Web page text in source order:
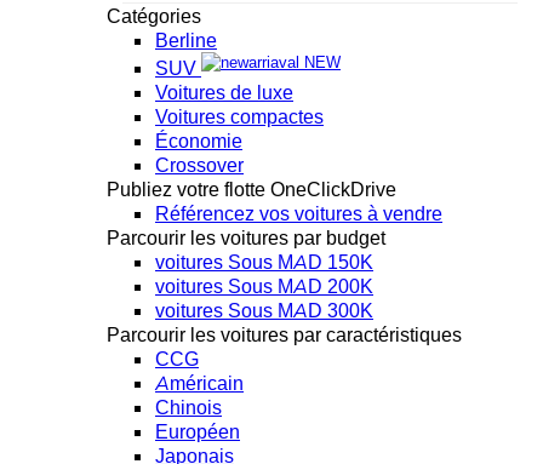
Catégories
Berline
SUV
NEW
Voitures de luxe
Voitures compactes
Économie
Crossover
Publiez votre flotte OneClickDrive
Référencez vos voitures à vendre
Parcourir les voitures par budget
voitures Sous MAD 150K
voitures Sous MAD 200K
voitures Sous MAD 300K
Parcourir les voitures par caractéristiques
CCG
Américain
Chinois
Européen
Japonais